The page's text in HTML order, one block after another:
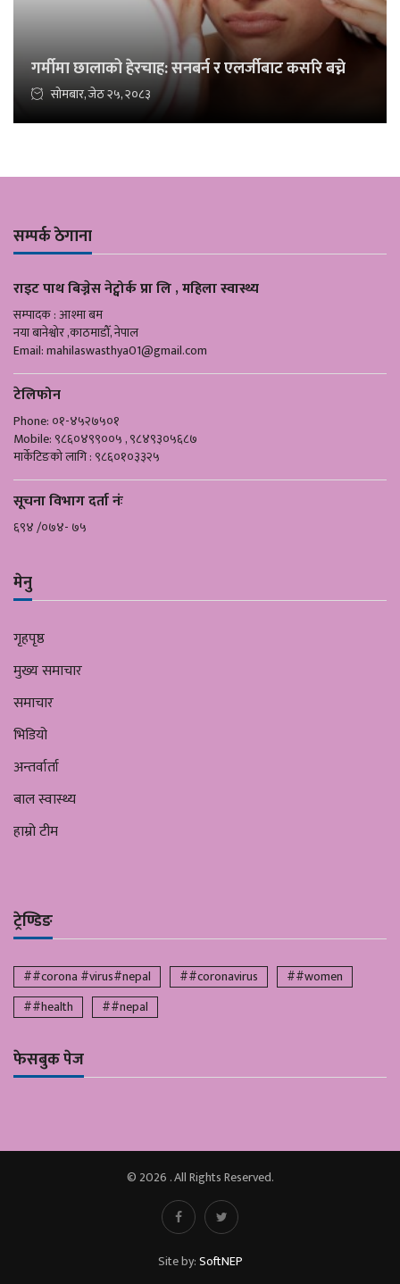
गर्मीमा छालाको हेरचाह: सनबर्न र एलर्जीबाट कसरि बच्ने
सोमबार, जेठ २५, २०८३
सम्पर्क ठेगाना
राइट पाथ बिज्नेस नेट्वोर्क प्रा लि , महिला स्वास्थ्य
सम्पादक : आश्मा बम
नया बानेश्वोर ,काठमाडौँ, नेपाल
Email:mahilaswasthya01@gmail.com
टेलिफोन
Phone: ०१-४५२७५०१
Mobile: ९८६०४९९००५ , ९८४९३०५६८७
मार्केटिङको लागि : ९८६०१०३३२५
सूचना विभाग दर्ता नंः
६९४ /०७४- ७५
मेनु
गृहपृष्ठ
मुख्य समाचार
समाचार
भिडियो
अन्तर्वार्ता
बाल स्वास्थ्य
हाम्रो टीम
ट्रेण्डिङ
##corona #virus#nepal ##coronavirus
##women
##health
##nepal
फेसबुक पेज
© 2026 . All Rights Reserved.
Site by:SoftNEP